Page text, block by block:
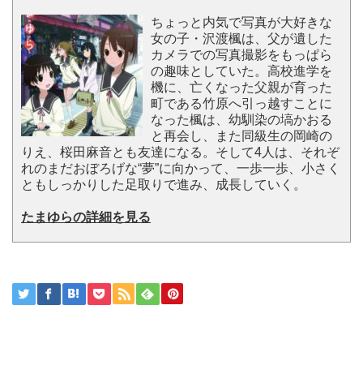
ちょっと内気で写真が大好きな
女の子・沢渡楓は、父が遺した
カメラでの写真撮影をもっぱら
の趣味としていた。高校進学を
機に、亡くなった父親が育った
町である竹原へ引っ越すことに
なった楓は、幼馴染の塙かおる
と再会し、また同級生の岡崎の
りえ、桜田麻音とも友達になる。そして4人は、それぞ
れのまだおぼろげな“夢”に向かって、一歩一歩、小さく
ともしっかりした足取りで進み、成長していく。
たまゆらの詳細を見る